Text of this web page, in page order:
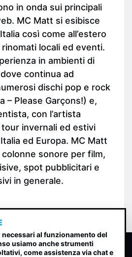
in onda sui principali
MC Matt si esibisce
così come all’estero
locali ed eventi.
in ambienti di
continua ad
dischi pop e rock
– Please Garçons!) e,
con l’artista
tour invernali ed estivi
ed Europa. MC Matt
sonore per film,
spot pubblicitari e
in generale.
al funzionamento del
usiamo anche strumenti
come assistenza via chat e